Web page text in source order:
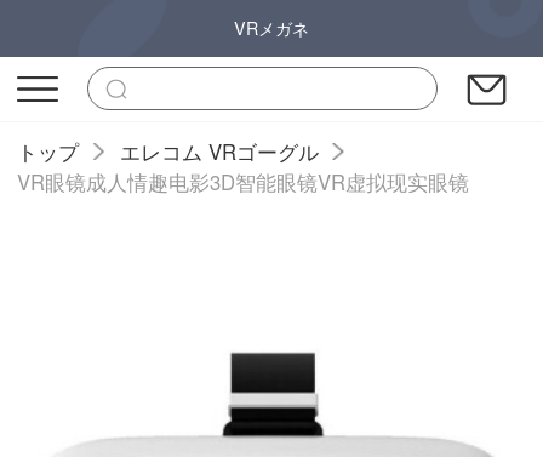
VRメガネ
トップ
エレコム VRゴーグル
VR眼镜成人情趣电影3D智能眼镜VR虚拟现实眼镜